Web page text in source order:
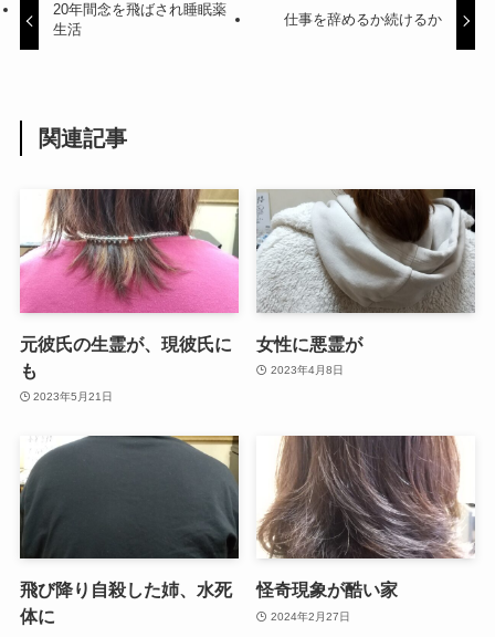
20年間念を飛ばされ睡眠薬
生活
仕事を辞めるか続けるか
関連記事
元彼氏の生霊が、現彼氏に
も
2023年5月21日
女性に悪霊が
2023年4月8日
飛び降り自殺した姉、水死
体に
怪奇現象が酷い家
2024年2月27日